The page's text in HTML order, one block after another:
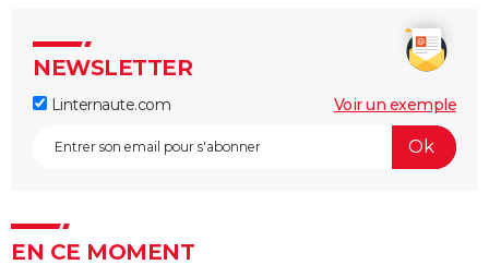
NEWSLETTER
Linternaute.com Voir un exemple
EN CE MOMENT